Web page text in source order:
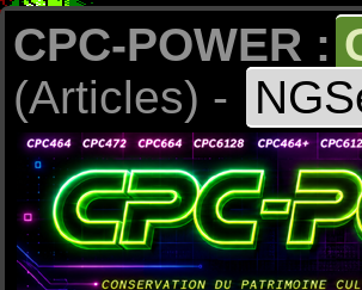
CPC-POWER :
(Articles) -